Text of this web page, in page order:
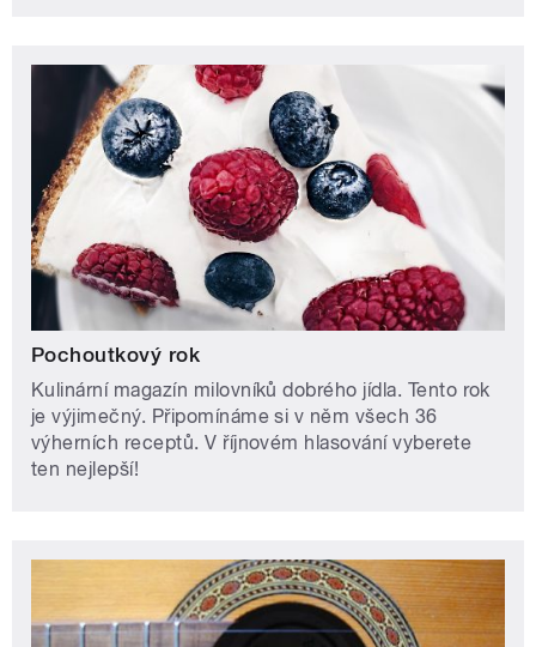
Pochoutkový rok
Kulinární magazín milovníků dobrého jídla. Tento rok
je výjimečný. Připomínáme si v něm všech 36
výherních receptů. V říjnovém hlasování vyberete
ten nejlepší!